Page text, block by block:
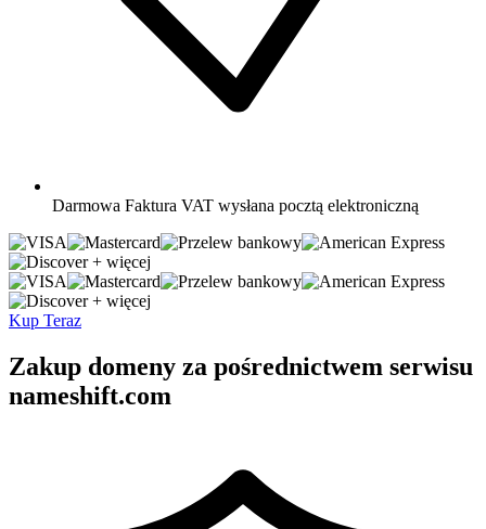
Darmowa Faktura VAT wysłana pocztą elektroniczną
+ więcej
+ więcej
Kup Teraz
Zakup domeny za pośrednictwem serwisu
nameshift.com